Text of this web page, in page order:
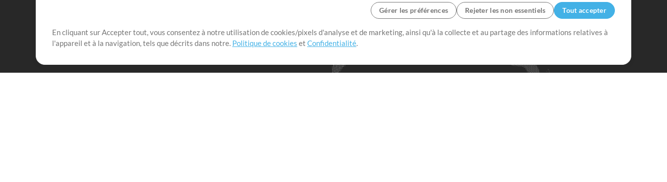
Notre mission est de servir les responsables de louange dans le monde entier en
créant des ressources qui leur permettent d'optimiser leur temps pour ce qui
Gérer les préférences Rejeter les non essentiels Tout accepter
En cliquant sur Accepter tout, vous consentez à notre utilisation de cookies/pixels d'analyse et de marketing, ainsi qu'à la collecte et au partage des informations relatives à
l'appareil et à la navigation, tels que décrits dans notre. Politique de cookies et Confidentialité.